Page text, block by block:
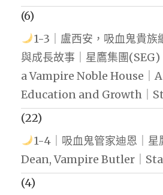
(6)
1-3｜盧西安，吸血鬼貴族
與成長故事｜星鷹集團
a Vampire Noble House｜
Education and Growth｜
(22)
1-4｜吸血鬼管家迪恩｜星
Dean, Vampire Butler｜
(4)